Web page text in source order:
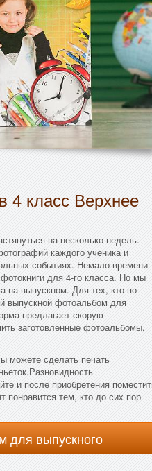
4 класс Верхнее
на несколько недель.
каждого ученика и
событиях. Немало времени
для 4-го класса. Но мы
на выпускном. Для тех, кто по
выпускной фотоальбом для
предлагает скорую
заготовленные фотоальбомы,
можете сделать печать
и после приобретения
тем, кто до сих пор
для выпускного